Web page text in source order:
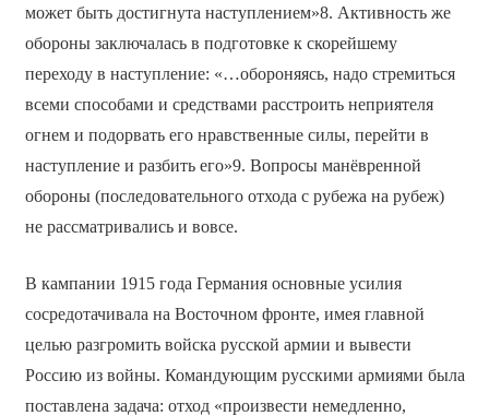
может быть достигнута наступлением»8. Активность же
обороны заключалась в подготовке к скорейшему
переходу в наступление: «…обороняясь, надо стремиться
всеми способами и средствами расстроить неприятеля
огнем и подорвать его нравственные силы, перейти в
наступление и разбить его»9. Вопросы манёвренной
обороны (последовательного отхода с рубежа на рубеж)
не рассматривались и вовсе.
В кампании 1915 года Германия основные усилия
сосредотачивала на Восточном фронте, имея главной
целью разгромить войска русской армии и вывести
Россию из войны. Командующим русскими армиями была
поставлена задача: отход «произвести немедленно,